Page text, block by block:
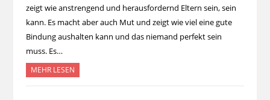
zeigt wie anstrengend und herausfordernd Eltern sein, sein
kann. Es macht aber auch Mut und zeigt wie viel eine gute
Bindung aushalten kann und das niemand perfekt sein
muss. Es…
MEHR LESEN